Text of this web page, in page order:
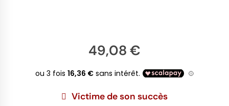
49,08 €
Victime de son succès